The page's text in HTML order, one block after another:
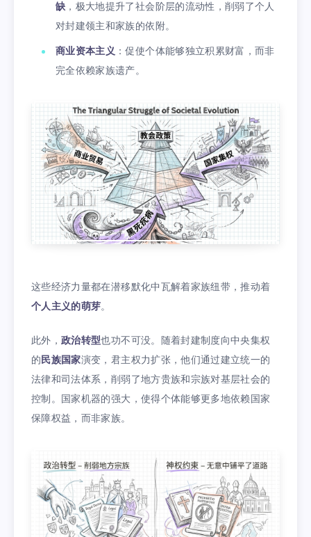
缺，极大地提升了社会阶层的流动性，削弱了个人
对封建领主和家族的依附。
商业资本主义 ：促使个体能够独立积累财富，而非
完全依赖家族遗产。
这些经济力量都在潜移默化中瓦解着家族纽带，推动着
个人主义的萌芽。
此外，政治转型也功不可没。随着封建制度向中央集权
的民族国家演变，君主权力扩张，他们通过建立统一的
法律和司法体系，削弱了地方贵族和宗族对基层社会的
控制。国家机器的强大，使得个体能够更多地依赖国家
保障权益，而非家族。